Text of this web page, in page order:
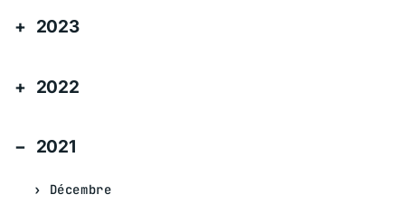
2023
2022
2021
Décembre